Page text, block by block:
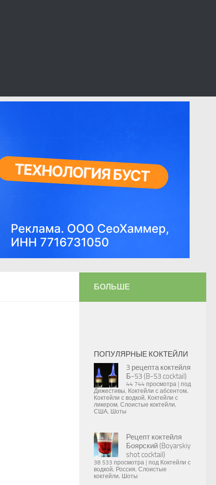
БОЛЬШЕ
ПОПУЛЯРНЫЕ КОКТЕЙЛИ
3 рецепта коктейля
Б-53 (B-53 cocktail)
44 744 просмотра
под
Дижестивы, Коктейли с абсентом,
Коктейли с водкой, Коктейли с
ликером, Слоистые коктейли,
США, Шоты
Рецепт коктейля
Боярский (Boyarskiy
shot cocktail)
38 533 просмотра под Коктейли с
водкой, Россия, Слоистые
коктейли, Шоты